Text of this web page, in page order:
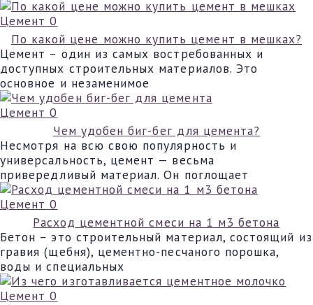
Цемент 0
По какой цене можно купить цемент в мешках?
Цемент – один из самых востребованных и
доступных строительных материалов. Это
основное и незаменимое
Цемент 0
Чем удобен биг-бег для цемента?
Несмотря на всю свою популярность и
универсальность, цемент — весьма
привередливый материал. Он поглощает
Цемент 0
Расход цементной смеси на 1 м3 бетона
Бетон – это строительный материал, состоящий из
гравия (щебня), цементно-песчаного порошка,
воды и специальных
Цемент 0